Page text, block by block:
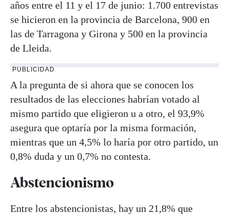
años entre el 11 y el 17 de junio: 1.700 entrevistas
se hicieron en la provincia de Barcelona, 900 en
las de Tarragona y Girona y 500 en la provincia
de Lleida.
PUBLICIDAD
A la pregunta de si ahora que se conocen los
resultados de las elecciones habrían votado al
mismo partido que eligieron u a otro, el 93,9%
asegura que optaría por la misma formación,
mientras que un 4,5% lo haría por otro partido, un
0,8% duda y un 0,7% no contesta.
Abstencionismo
Entre los abstencionistas, hay un 21,8% que